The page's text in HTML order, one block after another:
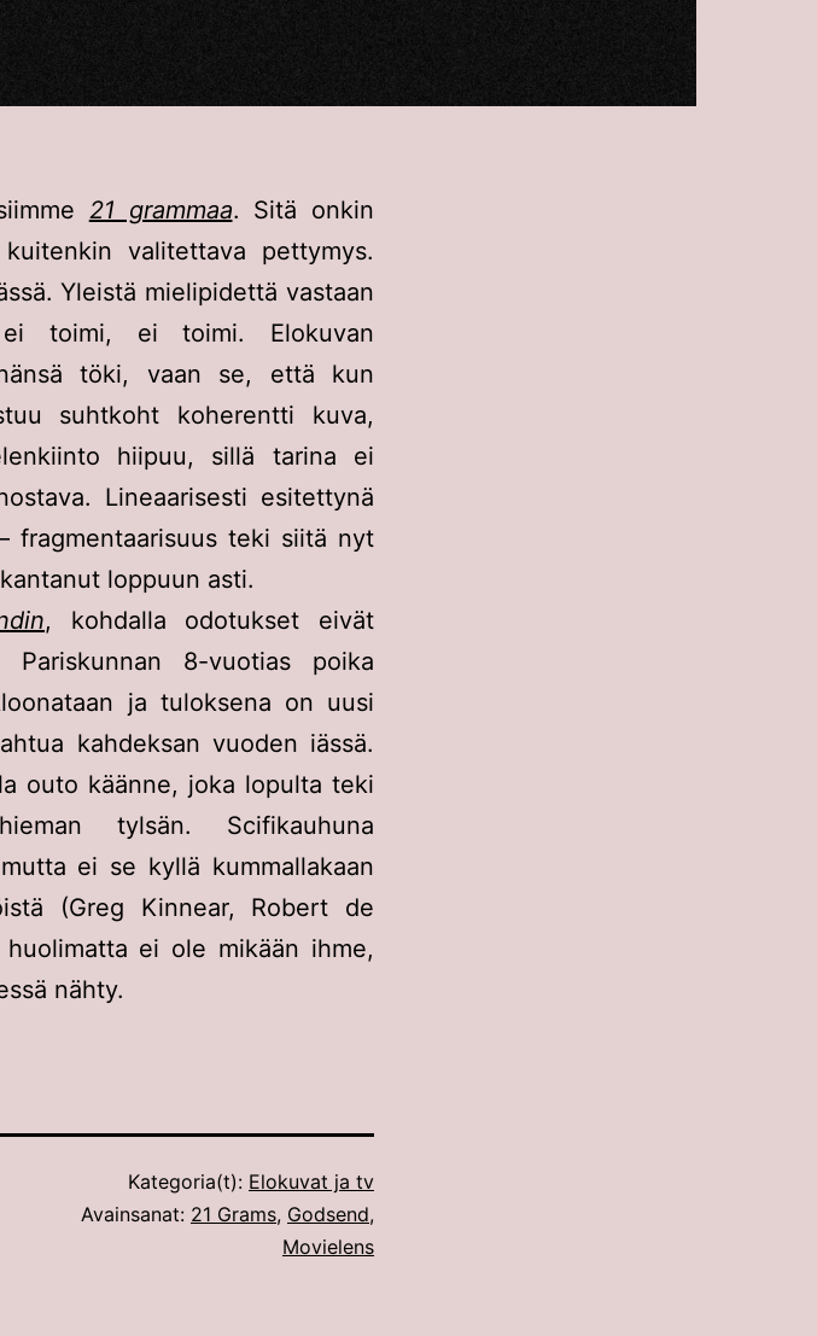
21 grammaa. Sitä onkin
valitettava pettymys.
Yleistä mielipidettä vastaan
toimi, ei toimi. Elokuvan
töki, vaan se, että kun
suhtkoht koherentti kuva,
hiipuu, sillä tarina ei
Lineaarisesti esitettynä
fragmentaarisuus teki siitä nyt
loppuun asti.
, kohdalla odotukset eivät
8-vuotias poika
ja tuloksena on uusi
kahdeksan vuoden iässä.
outo käänne, joka lopulta teki
tylsän. Scifikauhuna
ei se kyllä kummallakaan
(Greg Kinnear, Robert de
ei ole mikään ihme,
nähty.
Kategoria(t): Elokuvat ja tv
Avainsanat: 21 Grams, Godsend,
Movielens